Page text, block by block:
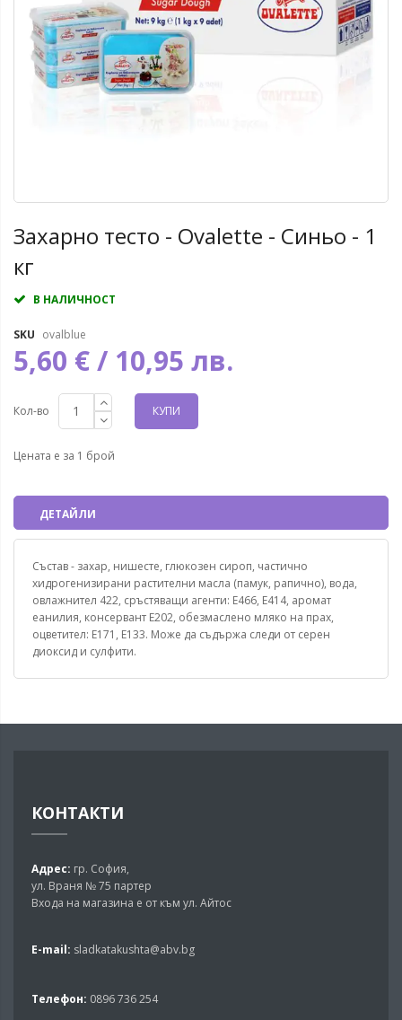
Захарно тесто - Ovalette - Синьо - 1
кг
В НАЛИЧНОСТ
SKU ovalblue
5,60 € / 10,95 лв.
Кол-во КУПИ
Цената е за 1 брой
ДЕТАЙЛИ
Състав - захар, нишесте, глюкозен сироп, частично
хидрогенизирани растителни масла (памук, рапично), вода,
овлажнител 422, сръстяващи агенти: Е466, Е414, аромат
еанилия, консервант Е202, обезмаслено мляко на прах,
оцветител: Е171, Е133. Може да съдържа следи от серен
диоксид и сулфити.
КОНТАКТИ
Адрес: гр. София,
ул. Враня № 75 партер
Входа на магазина е от към ул. Айтос
E-mail: sladkatakushta@abv.bg
Телефон: 0896 736 254